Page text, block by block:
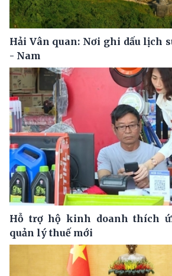
Hải Vân quan: Nơi ghi dấu lịch
- Nam
Hỗ trợ hộ kinh doanh thích
quản lý thuế mới